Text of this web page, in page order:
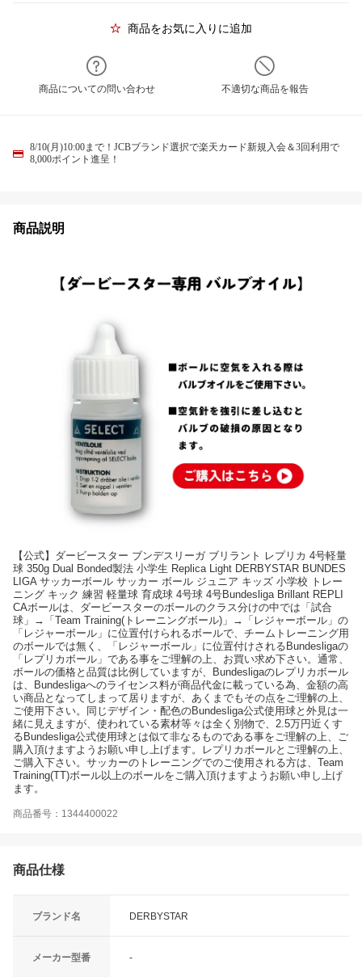
商品をお気に入りに追加
商品についての問い合わせ 不適切な商品を報告
8/10(月)10:00まで！JCBブランド選択で楽天カード新規入会＆3回利用で
8,000ポイント進呈！
商品説明
【公式】ダービースター ブンデスリーガ ブリラント レプリカ 4号軽量
球 350g Dual Bonded製法 小学生 Replica Light DERBYSTAR BUNDES
LIGA サッカーボール サッカー ボール ジュニア キッズ 小学校 トレー
ニング キック 練習 軽量球 育成球 4号球 4号Bundesliga Brillant REPLI
CAボールは、ダービースターのボールのクラス分けの中では「試合
球」→「Team Training(トレーニングボール)」→「レジャーボール」の
「レジャーボール」に位置付けられるボールで、チームトレーニング用
のボールでは無く、「レジャーボール」に位置付けされるBundesligaの
「レプリカボール」である事をご理解の上、お買い求め下さい。通常、
ボールの価格と品質は比例していますが、Bundesligaのレプリカボール
は、Bundesligaへのライセンス料が商品代金に載っている為、金額の高
い商品となってしまって居りますが、あくまでもその点をご理解の上、
ご使用下さい。同じデザイン・配色のBundesliga公式使用球と外見は一
緒に見えますが、使われている素材等々は全く別物で、2.5万円近くす
るBundesliga公式使用球とは似て非なるものである事をご理解の上、ご
購入頂けますようお願い申し上げます。レプリカボールとご理解の上、
ご購入下さい。サッカーのトレーニングでのご使用される方は、Team
Training(TT)ボール以上のボールをご購入頂けますようお願い申し上げ
ます。
商品番号：1344400022
商品仕様
ブランド名 DERBYSTAR
メーカー型番 -